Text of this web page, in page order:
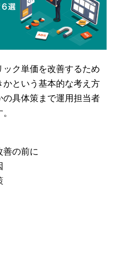
ー
ック単価を改善するため
という基本的な考え方
具体策まで運用担当者
善の前に